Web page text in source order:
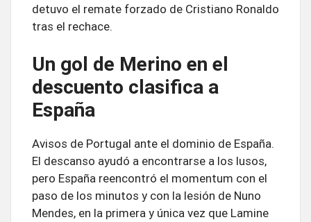
detuvo el remate forzado de Cristiano Ronaldo
tras el rechace.
Un gol de Merino en el
descuento clasifica a
España
Avisos de Portugal ante el dominio de España.
El descanso ayudó a encontrarse a los lusos,
pero España reencontró el momentum con el
paso de los minutos y con la lesión de Nuno
Mendes, en la primera y única vez que Lamine